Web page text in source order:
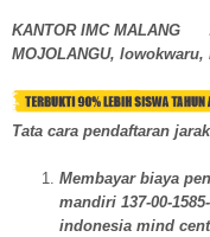
KANTOR IMC MALANG :
MOJOLANGU, lowokwaru,
Tata cara pendaftaran
Membayar biaya
mandiri 137-00-
indonesia mind